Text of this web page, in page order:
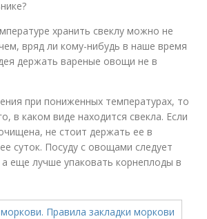
хранить свеклу можно не
вряд ли кому-нибудь в наше время
держать вареные овощи не в
при пониженных температурах, то
в каком виде находится свекла. Если
не стоит держать ее в
суток. Посуду с овощами следует
еще лучше упаковать корнеплоды в